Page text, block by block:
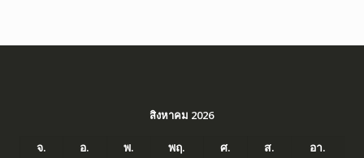
สิงหาคม 2026
จ. อ. พ. พฤ. ศ. ส.
อา.